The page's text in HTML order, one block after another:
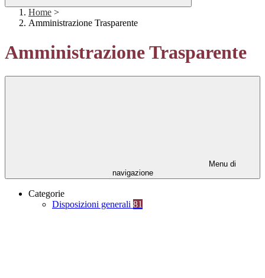
Home >
Amministrazione Trasparente
Amministrazione Trasparente
Menu di
navigazione
Categorie
Disposizioni generali 81